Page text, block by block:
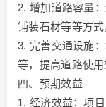
2. 增加道路容量
铺装石材等等方式
3. 完善交通设施
等，提高道路使用
四、预期效益
1. 经济效益：项